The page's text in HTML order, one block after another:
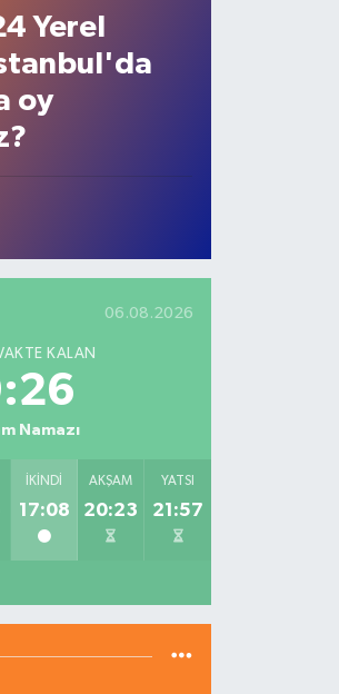
Yerel
oy
06.08.2026
KALAN
Namazı
İKINDI
17:08
AKŞAM
20:23
YATSI
21:57